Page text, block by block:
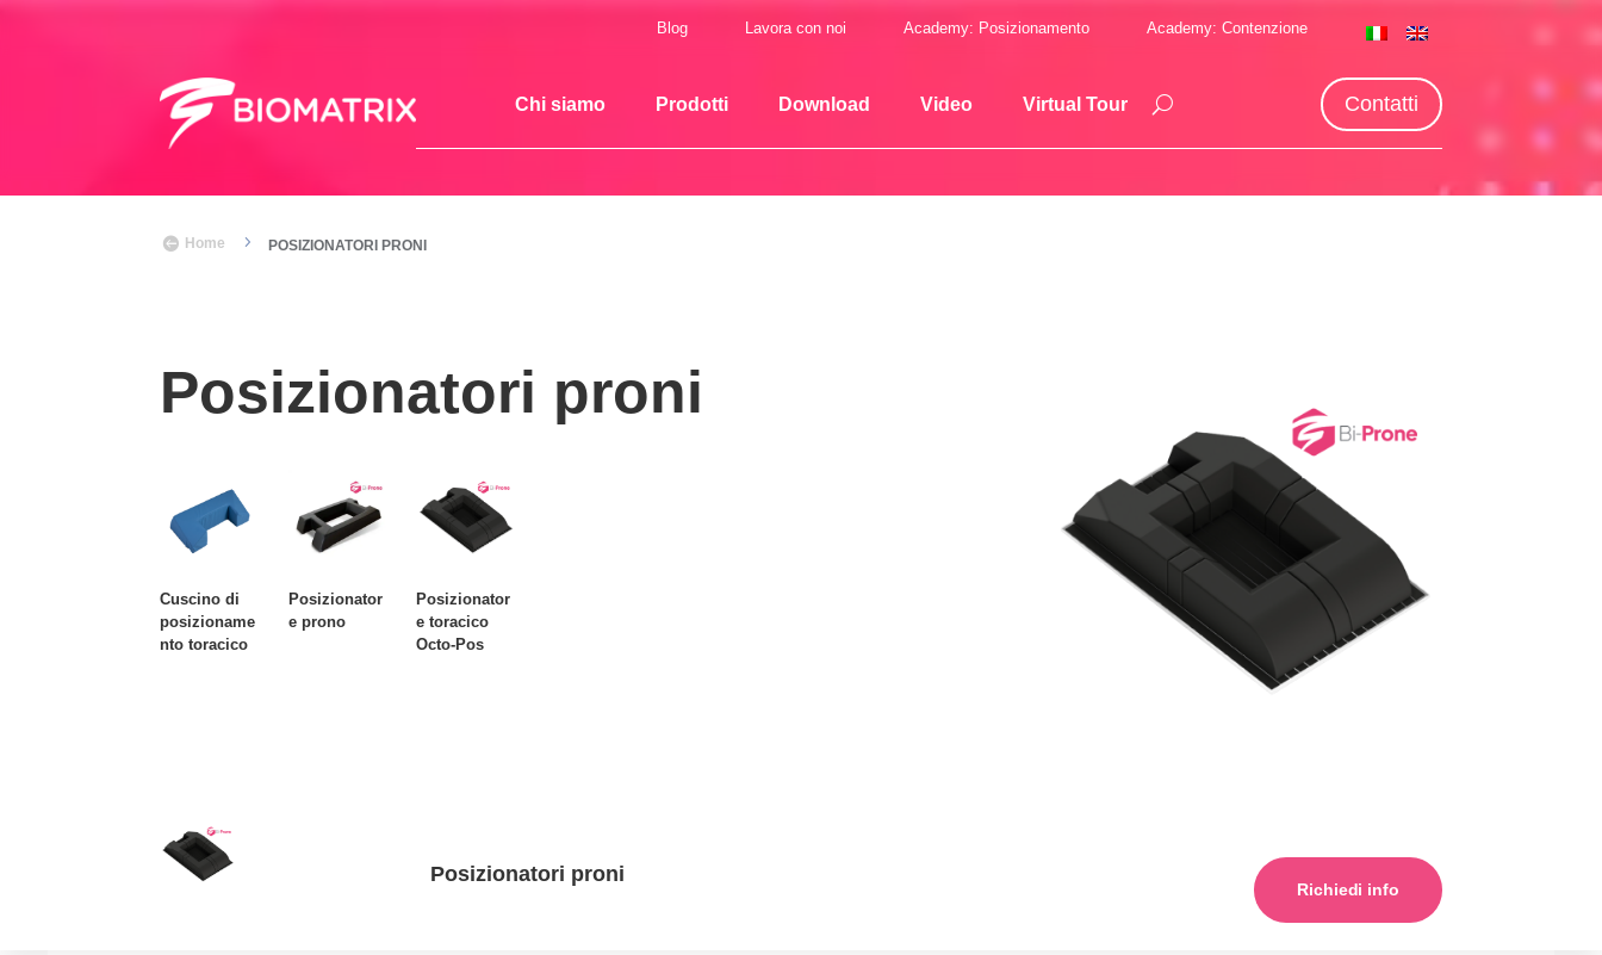
Blog Lavora con noi Academy: Posizionamento Academy: Contenzione
Chi siamo Prodotti Download Video Virtual Tour Contatti
 Home 5 POSIZIONATORI PRONI
Posizionatori proni
Cuscino di
posizioname
nto toracico
Posizionator
e prono
Posizionator
e toracico
Octo-Pos
Posizionatori proni
Richiedi info